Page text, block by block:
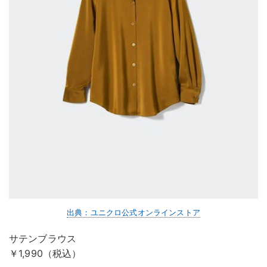
出典：ユニクロ公式オンラインストア
サテンブラウス
￥1,990（税込）